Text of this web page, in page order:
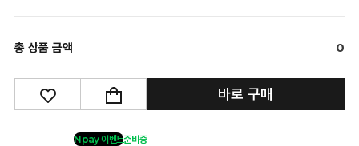
총 상품 금액 0
바로 구매
Npay 이벤트준비중